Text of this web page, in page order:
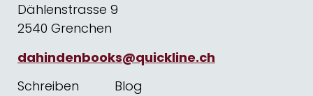
Dählenstrasse 9
2540 Grenchen
dahindenbooks@quickline.ch
Schreiben
Blog